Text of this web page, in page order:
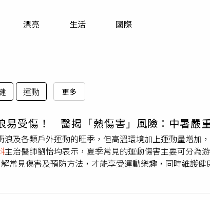
運勢
漂亮 生活 國際
運動 更多
易受傷！ 醫揭「熱傷害」風險：中暑嚴
浪及各類戶外運動的旺季，但高溫環境加上運動量增加
主治醫師劉怡均表示，夏季常見的運動傷害主要可分為
常見傷害及預防方法，才能享受運動樂趣，同時維護
肌腱受傷游泳是一項適合各年齡層的全身性運動，但長
中以肩部傷害最為常見，包括旋轉肌袖肌腱炎、肩峰下